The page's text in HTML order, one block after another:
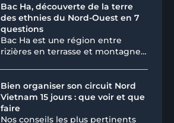
Découvrez notre guide complet
d'un voyage à Ha Giang avec les
meilleurs conseils météo, des
itinéraires passionnants et nos
suggestions de voyages vers
Vietnam depuis Ha Giang.
Bac Ha, découverte de la terre
des ethnies du Nord-Ouest en 7
questions
Bac Ha est une région entre
rizières en terrasse et montagnes
traditionnels. Venez découvrir
cette région ou le temps s’est
arrêté et ou l’authenticité est au
rendez-vous. Vous vous
Bien organiser son circuit Nord
Vietnam 15 jours : que voir et que
faire
Nos conseils les plus pertinents